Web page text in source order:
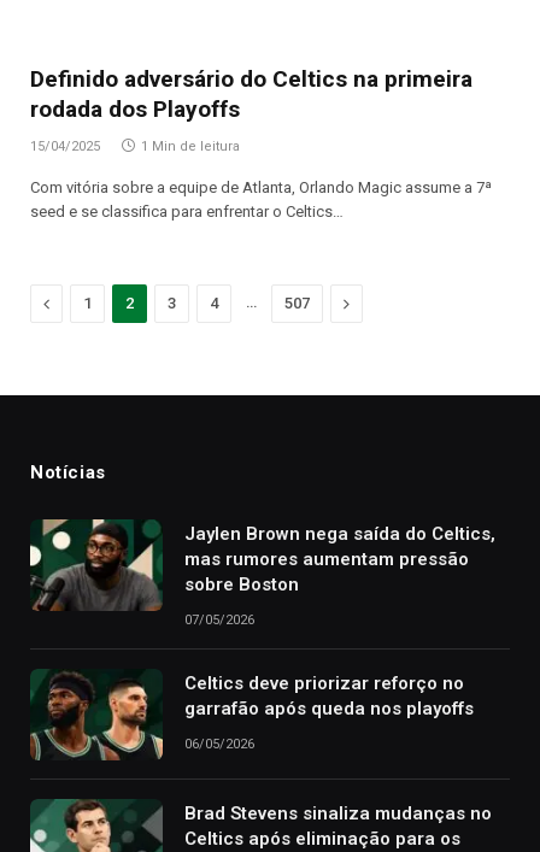
Definido adversário do Celtics na primeira
rodada dos Playoffs
15/04/2025 1 Min de leitura
Com vitória sobre a equipe de Atlanta, Orlando Magic assume a 7ª
seed e se classifica para enfrentar o Celtics…
Anterior
1 2 3 4 … 507 Proximo
Notícias
Jaylen Brown nega saída do Celtics,
mas rumores aumentam pressão
sobre Boston
07/05/2026
Celtics deve priorizar reforço no
garrafão após queda nos playoffs
06/05/2026
Brad Stevens sinaliza mudanças no
Celtics após eliminação para os